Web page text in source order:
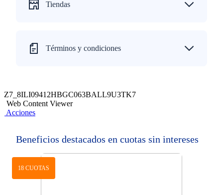
Tiendas
Términos y condiciones
Z7_8ILI09412HBGC063BALL9U3TK7
Web Content Viewer
Acciones
Beneficios destacados en cuotas sin intereses
18 CUOTAS